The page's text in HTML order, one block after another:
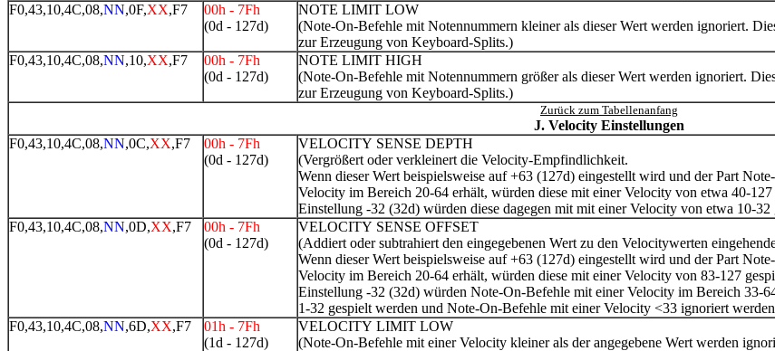
F0,43,10,4C,08,NN,0F,XX,F7
00h - 7Fh
(0d - 127d)
NOTE LIMIT LOW
(Note-On-Befehle mit Notennummern kleiner als dieser Wert werden ignoriert.
zur Erzeugung von Keyboard-Splits.)
F0,43,10,4C,08,NN,10,XX,F7
00h - 7Fh
(0d - 127d)
NOTE LIMIT HIGH
(Note-On-Befehle mit Notennummern größer als dieser Wert werden ignoriert.
zur Erzeugung von Keyboard-Splits.)
Zurück zum Tabellenanfang
J. Velocity Einstellungen
F0,43,10,4C,08,NN,0C,XX,F7
00h - 7Fh
(0d - 127d)
VELOCITY SENSE DEPTH
(Vergrößert oder verkleinert die Velocity-Empfindlichkeit.
Wenn dieser Wert beispielsweise auf +63 (127d) eingestellt wird und der Part
Velocity im Bereich 20-64 erhält, würden diese mit einer Velocity von etwa 40-
Einstellung -32 (32d) würden diese dagegen mit mit einer Velocity von etwa 10-32
F0,43,10,4C,08,NN,0D,XX,F7
00h - 7Fh
(0d - 127d)
VELOCITY SENSE OFFSET
(Addiert oder subtrahiert den eingegebenen Wert zu den Velocitywerten
Wenn dieser Wert beispielsweise auf +63 (127d) eingestellt wird und der Part
Velocity im Bereich 20-64 erhält, würden diese mit einer Velocity von 83-127
Einstellung -32 (32d) würden Note-On-Befehle mit einer Velocity im Bereich 33-
1-32 gespielt werden und Note-On-Befehle mit einer Velocity <33 ignoriert
F0,43,10,4C,08,NN,6D,XX,F7
01h - 7Fh
(1d - 127d)
VELOCITY LIMIT LOW
(Note-On-Befehle mit einer Velocity kleiner als der angegebene Wert werden